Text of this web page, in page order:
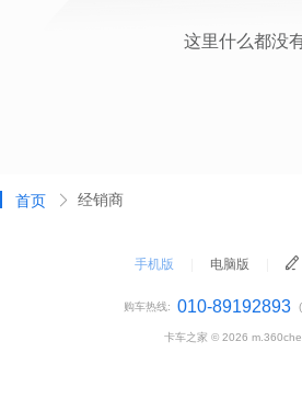
首页 经销商
手机版 电脑版
购车热线: 010-89192893
卡车之家 © 2026